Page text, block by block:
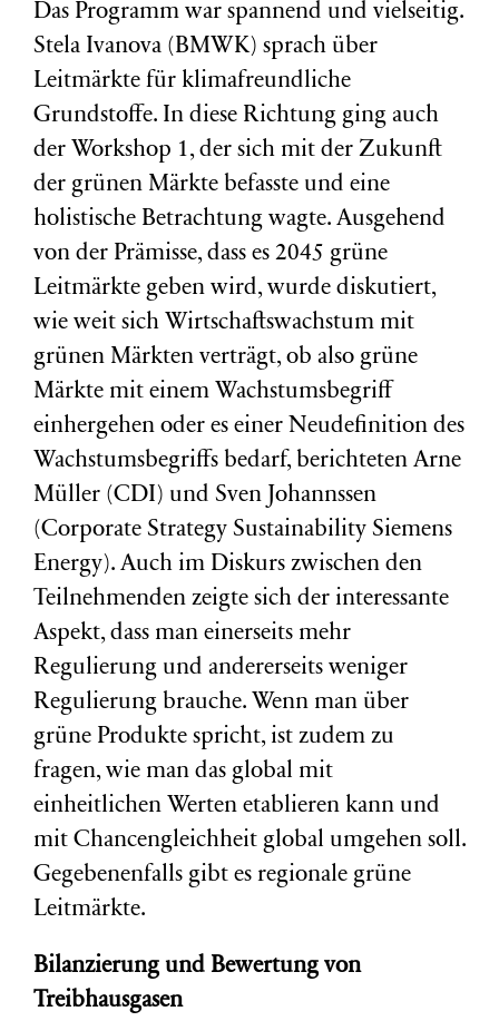
Das Programm war spannend und vielseitig.
Stela Ivanova (BMWK) sprach über
Leitmärkte für klimafreundliche
Grundstoffe. In diese Richtung ging auch
der Workshop 1, der sich mit der Zukunft
der grünen Märkte befasste und eine
holistische Betrachtung wagte. Ausgehend
von der Prämisse, dass es 2045 grüne
Leitmärkte geben wird, wurde diskutiert,
wie weit sich Wirtschaftswachstum mit
grünen Märkten verträgt, ob also grüne
Märkte mit einem Wachstumsbegriff
einhergehen oder es einer Neudefinition des
Wachstumsbegriffs bedarf, berichteten Arne
Müller (CDI) und Sven Johannssen
(Corporate Strategy Sustainability Siemens
Energy). Auch im Diskurs zwischen den
Teilnehmenden zeigte sich der interessante
Aspekt, dass man einerseits mehr
Regulierung und andererseits weniger
Regulierung brauche. Wenn man über
grüne Produkte spricht, ist zudem zu
fragen, wie man das global mit
einheitlichen Werten etablieren kann und
mit Chancengleichheit global umgehen soll.
Gegebenenfalls gibt es regionale grüne
Leitmärkte.
Bilanzierung und Bewertung von
Treibhausgasen